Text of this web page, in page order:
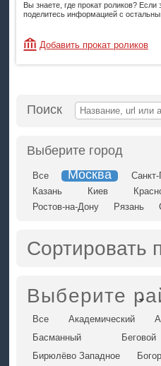
Вы знаете, где прокат роликов? Если
поделитесь информацией с
Добавить прокат роликов
Поиск
Выберите город
Все Москва
Санкт-
Казань
Киев
Ростов-на-Дону
Рязань
Сортировать
Выберите
Все Академический
Басманный
Беговой
Бирюлёво Западное